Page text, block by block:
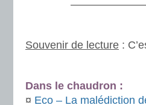
Souvenir de lecture :
Dans le chaudron :
¤ Eco – La malédiction